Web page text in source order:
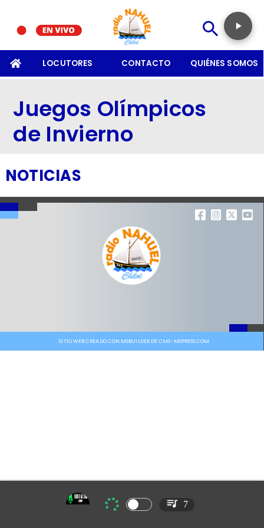
LOCUTORES CONTACTO QUIÉNES SOMOS
Juegos Olímpicos
de Invierno
NOTICIAS
SITIO WEB CREADO CON MSBUILDER DE CMS-MSPRESS.COM
7